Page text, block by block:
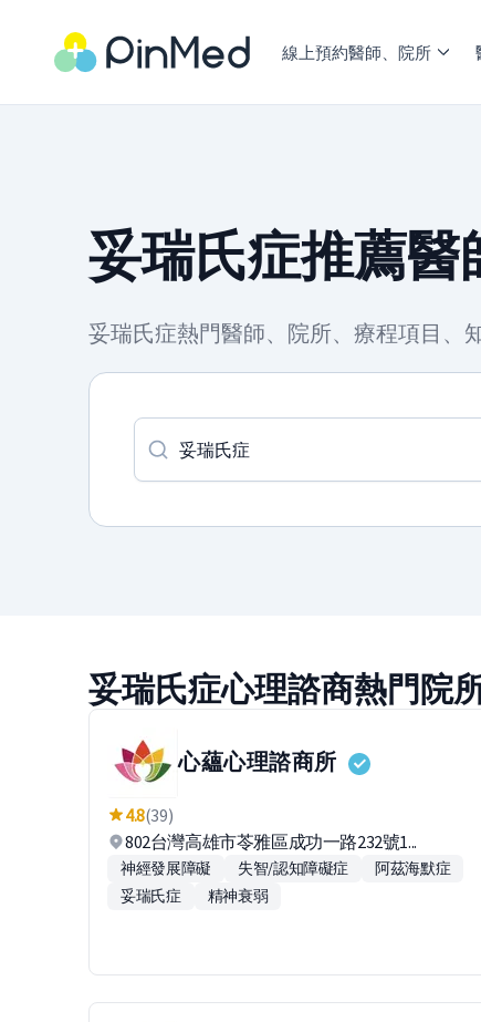
線上預約醫師、院所
妥瑞氏症推薦醫
妥瑞氏症熱門醫師、院所、療程項目、
妥瑞氏症心理諮商熱門院
心蘊心理諮商所
4.8(39)
802台灣高雄市苓雅區成功一路232號1...
神經發展障礙 失智/認知障礙症
阿茲海默症
妥瑞氏症
精神衰弱